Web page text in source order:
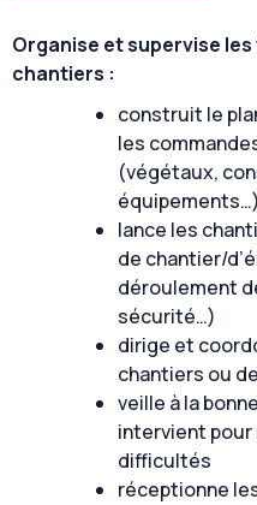
Organise et supervise
chantiers :
construit le
les
(végétaux,
équipements…)
lance les
de chantier/
déroulement
sécurité…)
dirige et
chantiers ou
veille à la
intervient
difficultés
réceptionne